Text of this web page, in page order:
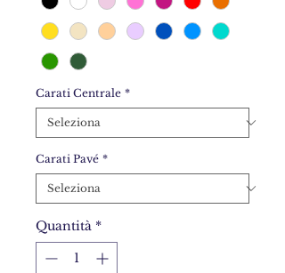
Carati Centrale *
Carati Pavé *
Quantità *